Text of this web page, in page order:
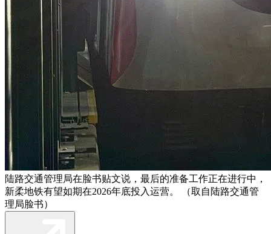
陆路交通管理局在脸书贴文说，最后的准备工作正在进行中，
新柔地铁有望如期在2026年底投入运营。 （取自陆路交通管
理局脸书）